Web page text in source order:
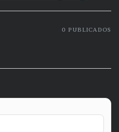
0 PUBLICADOS